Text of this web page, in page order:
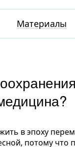
Материалы
в эпоху
потому